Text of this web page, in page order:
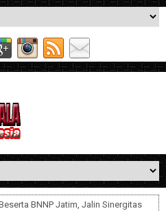
BNNP Jatim, Jalin Sinergitas